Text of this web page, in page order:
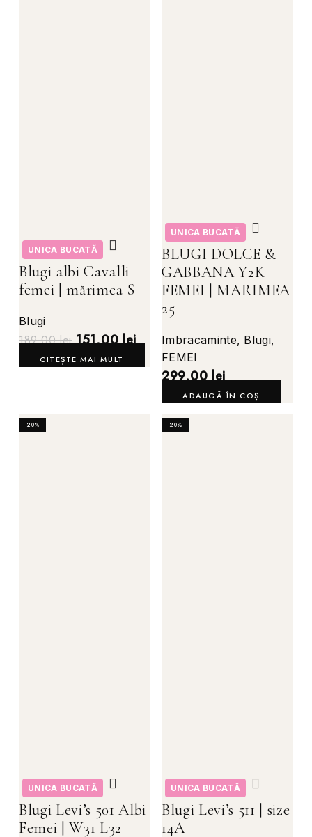
UNICA BUCATĂ
Blugi albi Cavalli
femei | mărimea S
Blugi
189,00lei 151,00lei
CITEȘTE MAI MULT
UNICA BUCATĂ
BLUGI DOLCE &
GABBANA Y2K
FEMEI | MARIMEA
25
Imbracaminte, Blugi,
FEMEI
299,00lei
ADAUGĂ ÎN COȘ
-20%
UNICA BUCATĂ
Blugi Levi’s 501 Albi
Femei | W31 L32
-20%
UNICA BUCATĂ
Blugi Levi’s 511 | size
14A